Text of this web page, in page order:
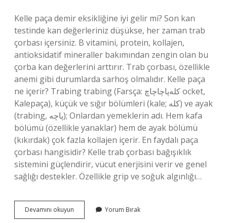
Kelle paça demir eksikliğine iyi gelir mi? Son kan
testinde kan değerleriniz düşükse, her zaman trab
çorbası içersiniz. B vitamini, protein, kollajen,
antioksidatif mineraller bakımından zengin olan bu
çorba kan değerlerini arttırır. Trab çorbası, özellikle
anemi gibi durumlarda sarhoş olmalıdır. Kelle paça
ne içerir? Trabing trabing (Farsça: کله‌پاچاچاچ ocket,
Kalepaça), küçük ve sığır bölümleri (kale; کله) ve ayak
(trabing, پاچه); Onlardan yemeklerin adı. Hem kafa
bölümü (özellikle yanaklar) hem de ayak bölümü
(kıkırdak) çok fazla kollajen içerir. En faydalı paça
çorbası hangisidir? Kelle trab çorbası bağışıklık
sistemini güçlendirir, vücut enerjisini verir ve genel
sağlığı destekler. Özellikle grip ve soğuk algınlığı…
Devamını okuyun
Paça
Yorum Bırak